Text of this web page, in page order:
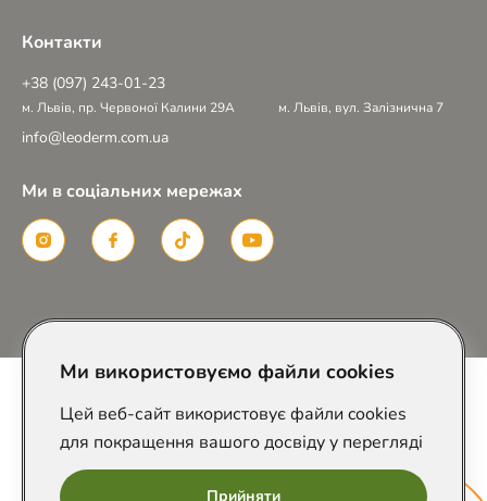
Контакти
+38 (097) 243-01-23
м. Львів, пр. Червоної Калини 29А м. Львів, вул. Залізнична 7
info@leoderm.com.ua
Ми в соціальних мережах
Ми використовуємо файли cookies
Цей веб-сайт використовує файли cookies
для покращення вашого досвіду у перегляді
Прийняти